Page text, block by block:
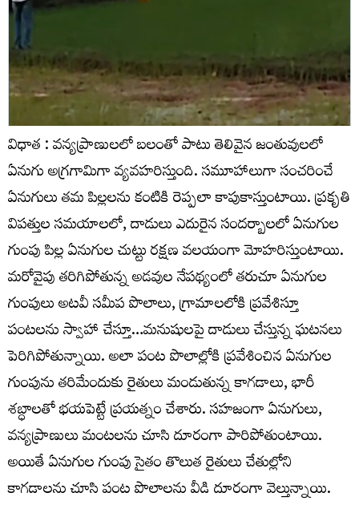
విధాత : వన్యప్రాణులలో బలంతో పాటు తెలివైన జంతువులలో
ఏనుగు అగ్రగామిగా వ్యవహరిస్తుంది. సమూహాలుగా సంచరించే
ఏనుగులు తమ పిల్లలను కంటికి రెప్పలా కాపుకాస్తుంటాయి. ప్రకృతి
విపత్తుల సమయాలలో, దాడులు ఎదురైన సందర్బాలలో ఏనుగుల
గుంపు పిల్ల ఏనుగుల చుట్టు రక్షణ వలయంగా మోహరిస్తుంటాయి.
మరోవైపు తరిగిపోతున్న అడవుల నేపథ్యంలో తరుచూ ఏనుగుల
గుంపులు అటవీ సమీప పొలాలు, గ్రామాలలోకి ప్రవేశిస్తూ
పంటలను స్వాహా చేస్తూ…మనుషులపై దాడులు చేస్తున్న ఘటనలు
పెరిగిపోతున్నాయి. అలా పంట పొలాల్లోకి ప్రవేశించిన ఏనుగుల
గుంపును తరిమేందుకు రైతులు మండుతున్న కాగడాలు, భారీ
శబ్ధాలతో భయపెట్టే ప్రయత్నం చేశారు. సహజంగా ఏనుగులు,
వన్యప్రాణులు మంటలను చూసి దూరంగా పారిపోతుంటాయి.
అయితే ఏనుగుల గుంపు సైతం తొలుత రైతులు చేతుల్లోని
కాగడాలను చూసి పంట పొలాలను వీడి దూరంగా వెల్తున్నాయి.